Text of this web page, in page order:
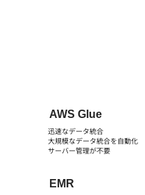
迅速なデータ統合​
大規模なデータ統合を自動化​
サーバー管理が不要
AWS Glue
EMR